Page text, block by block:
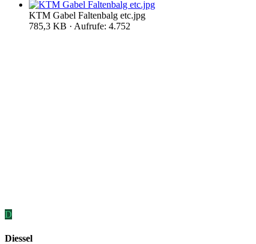
KTM Gabel Faltenbalg etc.jpg
785,3 KB · Aufrufe: 4.752
D
Diessel